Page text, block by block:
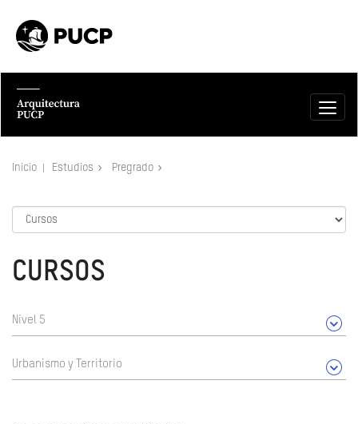
Inicio Estudios Pregrado
CURSOS
Nivel 5
Urbanismo y Territorio